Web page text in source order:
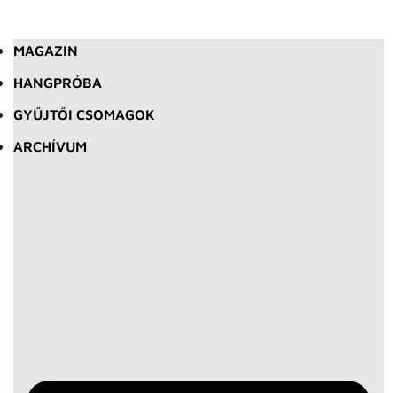
MAGAZIN
HANGPRÓBA
GYŰJTŐI CSOMAGOK
ARCHÍVUM